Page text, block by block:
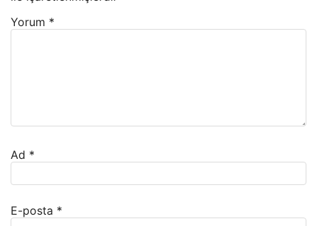
Yorum *
Ad *
E-posta *